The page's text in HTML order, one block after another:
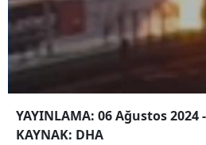
YAYINLAMA: 06 Ağustos 2024
KAYNAK: DHA